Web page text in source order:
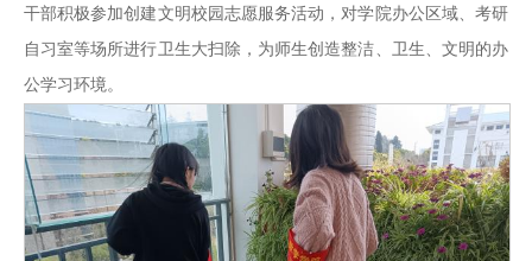
干部积极参加创建文明校园志愿服务活动，对学院办公区域、考研
自习室等场所进行卫生大扫除，为师生创造整洁、卫生、文明的办
公学习环境。